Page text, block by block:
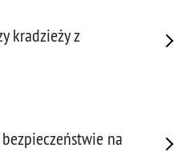
kradzieży z
na